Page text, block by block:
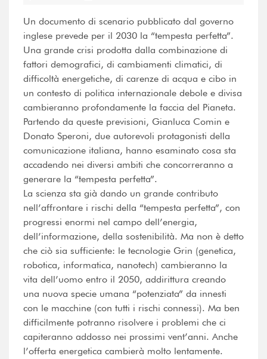
Un documento di scenario pubblicato dal governo
inglese prevede per il 2030 la “tempesta perfetta”.
Una grande crisi prodotta dalla combinazione di
fattori demografici, di cambiamenti climatici, di
difficoltà energetiche, di carenze di acqua e cibo in
un contesto di politica internazionale debole e divisa
cambieranno profondamente la faccia del Pianeta.
Partendo da queste previsioni, Gianluca Comin e
Donato Speroni, due autorevoli protagonisti della
comunicazione italiana, hanno esaminato cosa sta
accadendo nei diversi ambiti che concorreranno a
generare la “tempesta perfetta”.
La scienza sta già dando un grande contributo
nell’affrontare i rischi della “tempesta perfetta”, con
progressi enormi nel campo dell’energia,
dell’informazione, della sostenibilità. Ma non è detto
che ciò sia sufficiente: le tecnologie Grin (genetica,
robotica, informatica, nanotech) cambieranno la
vita dell’uomo entro il 2050, addirittura creando
una nuova specie umana “potenziata” da innesti
con le macchine (con tutti i rischi connessi). Ma ben
difficilmente potranno risolvere i problemi che ci
capiteranno addosso nei prossimi vent’anni. Anche
l’offerta energetica cambierà molto lentamente.